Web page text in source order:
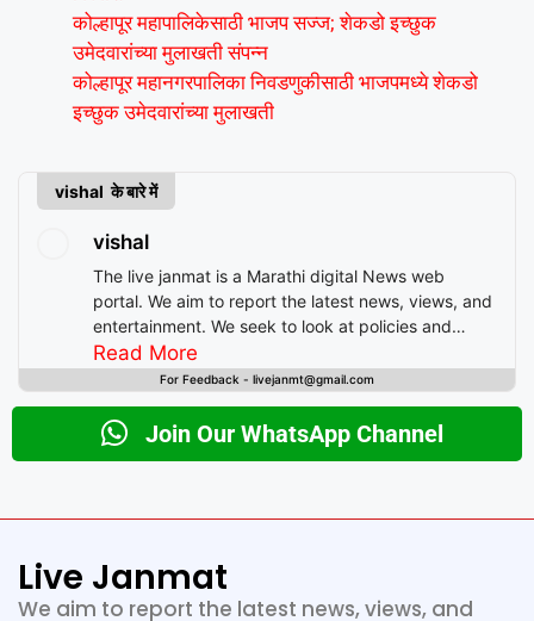
कोल्हापूर महापालिकेसाठी भाजप सज्ज; शेकडो इच्छुक
उमेदवारांच्या मुलाखती संपन्न
कोल्हापूर महानगरपालिका निवडणुकीसाठी भाजपमध्ये शेकडो
इच्छुक उमेदवारांच्या मुलाखती
vishal के बारे में
vishal
The live janmat is a Marathi digital News web
portal. We aim to report the latest news, views, and
entertainment. We seek to look at policies and
decision-making from the perspective of people.
Read More
For Feedback - livejanmt@gmail.com
Join Our WhatsApp Channel
Live Janmat
We aim to report the latest news, views, and